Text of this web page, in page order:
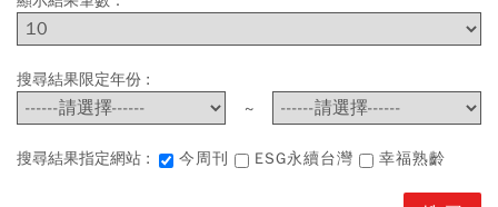
搜尋結果限定年份 :
~
搜尋結果指定網站 : 今周刊 ESG永續台灣 幸福熟齡